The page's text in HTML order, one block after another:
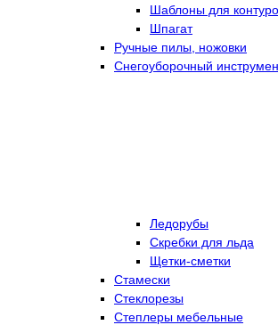
Шаблоны для
Шпагат
Ручные пилы, ножовки
Снегоуборочный
Ледорубы
Скребки для льда
Щетки-сметки
Стамески
Стеклорезы
Степлеры мебельные